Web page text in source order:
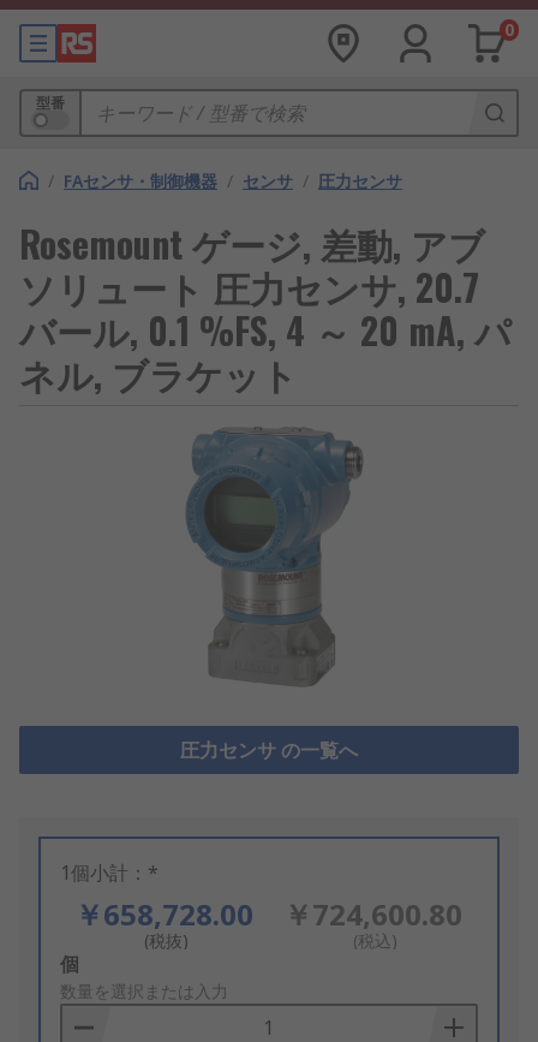
0
型番
/ FAセンサ・制御機器 / センサ / 圧力センサ
Rosemount ゲージ, 差動, アブ
ソリュート 圧力センサ, 20.7
バール, 0.1 %FS, 4 ～ 20 mA, パ
ネル, ブラケット
圧力センサ の一覧へ
1個小計：*
￥658,728.00
(税抜)
￥724,600.80
(税込)
Add
to
Basket
個
数量を選択または入力